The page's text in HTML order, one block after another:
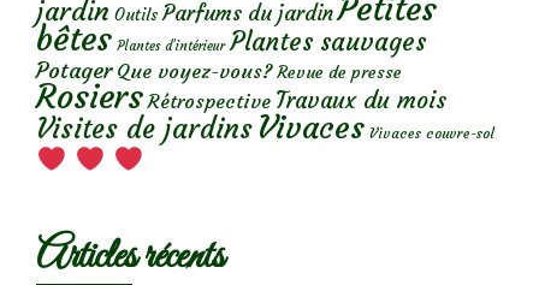
jardin Outils Parfums du jardinPetites
bêtes Plantes d’intérieur Plantes sauvages
Potager Que voyez-vous? Revue de presse
Rosiers Rétrospective Travaux du mois
Visites de jardins Vivaces Vivaces couvre-sol
Articles récents